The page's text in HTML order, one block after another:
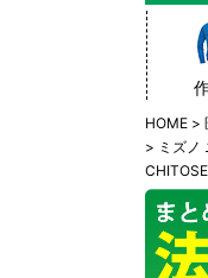
HOME
ミズノ